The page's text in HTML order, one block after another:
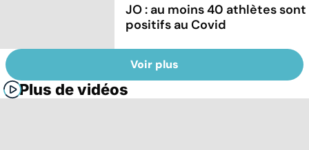
JO : au moins 40 athlètes sont
positifs au Covid
Voir plus
Plus de vidéos